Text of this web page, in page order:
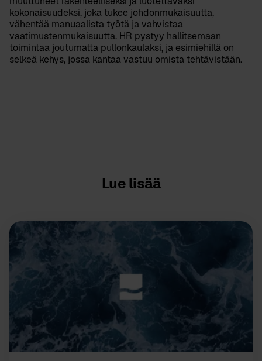
kokonaisuudeksi, joka tukee johdonmukaisuutta,
vähentää manuaalista työtä ja vahvistaa
vaatimustenmukaisuutta. HR pystyy hallitsemaan
toimintaa joutumatta pullonkaulaksi, ja esimiehillä on
selkeä kehys, jossa kantaa vastuu omista tehtävistään.
Lue lisää